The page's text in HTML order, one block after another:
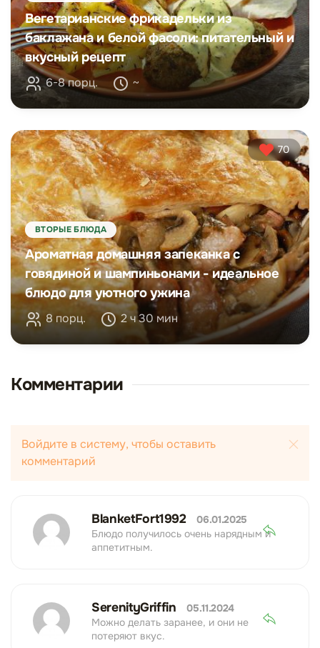
Вегетарианские фрикадельки из
баклажана и белой фасоли: питательный и
вкусный рецепт
6-8 порц. ~
70
ВТОРЫЕ БЛЮДА
Ароматная домашняя запеканка с
говядиной и шампиньонами - идеальное
блюдо для уютного ужина
8 порц. 2 ч 30 мин
Комментарии
Войдите в систему, чтобы оставить
комментарий
BlanketFort1992
06.01.2025
Блюдо получилось очень нарядным и
аппетитным.
SerenityGriffin
05.11.2024
Можно делать заранее, и они не
потеряют вкус.